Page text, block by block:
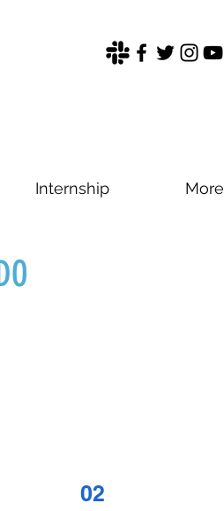
Internship More
02